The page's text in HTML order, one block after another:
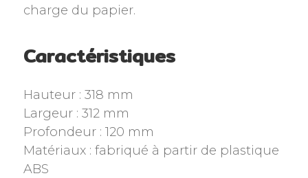
charge du papier.
Caractéristiques
Hauteur : 318 mm
Largeur : 312 mm
Profondeur : 120 mm
Matériaux : fabriqué à partir de plastique
ABS